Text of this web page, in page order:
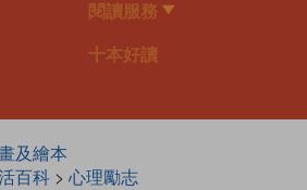
閱讀服務
十本好讀
及繪本
百科> 心理勵志